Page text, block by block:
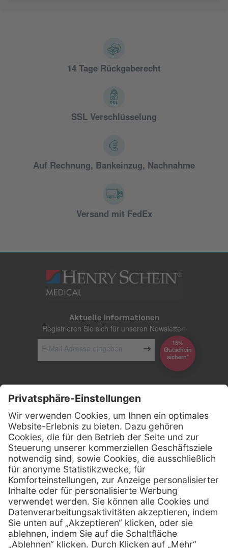
14 Tage Rückgaberecht
SSL Verschlüsselung
Auf Rechnung, Bankeinzug, Nachnahme
Versand mit FedEx
Aktuelle Informationen
Registrieren Sie sich für unseren Newsletter:
15%
Gutschein
*sichern
Kontakt
Firmensitz
Henry Schein Medical GmbH
Alt-Moabit 96 b
D-10559 Berlin
Telefon: 0800 - 888 777 6
Telefax: 0800 - 888 777 8
E-Mail: info @ henryschein-med.de
Services Hilfe